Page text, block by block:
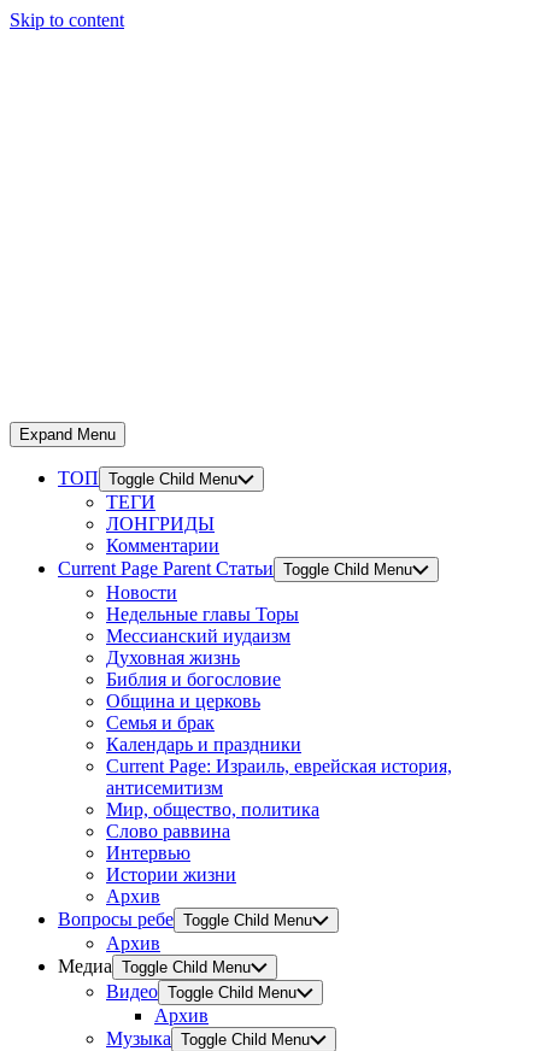
Skip to content
Expand Menu
ТОП Toggle Child Menu
ТЕГИ
ЛОНГРИДЫ
Комментарии
Current Page Parent Статьи Toggle Child Menu
Новости
Недельные главы Торы
Мессианский иудаизм
Духовная жизнь
Библия и богословие
Община и церковь
Семья и брак
Календарь и праздники
Current Page: Израиль, еврейская история,
антисемитизм
Мир, общество, политика
Слово раввина
Интервью
Истории жизни
Архив
Вопросы ребе Toggle Child Menu
Архив
Медиа Toggle Child Menu
Видео Toggle Child Menu
Архив
Музыка Toggle Child Menu